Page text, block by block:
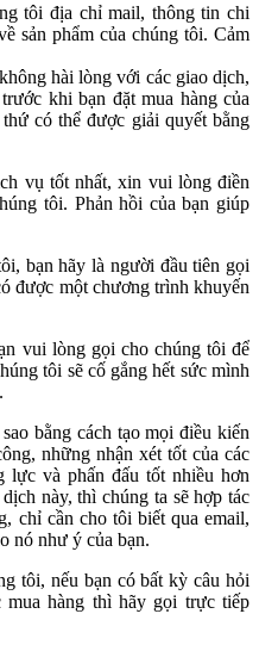
tôi địa chỉ mail, thông tin chi
sản phẩm của chúng tôi. Cảm
hài lòng với các giao dịch,
khi bạn đặt mua hàng của
có thể được giải quyết bằng
vụ tốt nhất, xin vui lòng điền
tôi. Phản hồi của bạn giúp
bạn hãy là người đầu tiên gọi
được một chương trình khuyến
vui lòng gọi cho chúng tôi để
tôi sẽ cố gắng hết sức mình
bằng cách tạo mọi điều kiến
những nhận xét tốt của các
lực và phấn đấu tốt nhiều hơn
này, thì chúng ta sẽ hợp tác
chỉ cần cho tôi biết qua email,
nó như ý của bạn.
tôi, nếu bạn có bất kỳ câu hỏi
mua hàng thì hãy gọi trực tiếp